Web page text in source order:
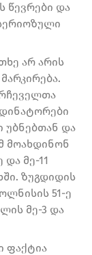
წევრები და
არ არის
და
მოახდინონ
და მე-11
ზუგდიდის
51-ე
მე-3 და
ფაქტია